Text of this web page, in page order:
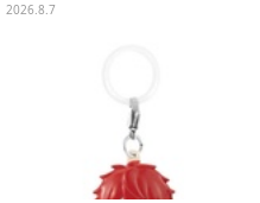
2026.8.7